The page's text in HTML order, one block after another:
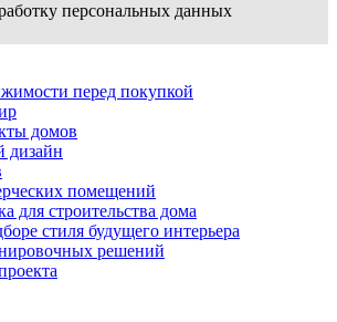
персональных данных
перед покупкой
домов
дизайн
помещений
для строительства дома
стиля будущего интерьера
решений